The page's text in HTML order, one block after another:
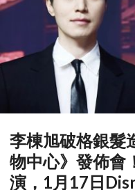
李棟旭破格銀髮
物中心》發佈會
演，1月17日